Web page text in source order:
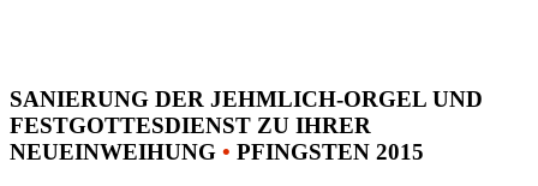
SANIERUNG DER JEHMLICH-ORGEL UND
FESTGOTTESDIENST ZU IHRER
NEUEINWEIHUNG • PFINGSTEN 2015